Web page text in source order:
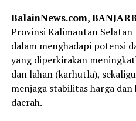
Berkenaan dengan itu
memastikan pengelolaan
memberikan manfaat bagi
kesejahteraan rakyat Banua
tercinta.
“Seluruh tahapan dan
dalam mewujudkan
BalainNews.com,
Provinsi Kalimantan Selatan
dalam menghadapi potensi
yang diperkirakan
dan lahan (karhutla),
menjaga stabilitas harga
daerah.